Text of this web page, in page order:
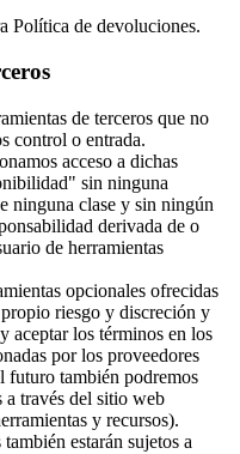
Política de devoluciones.
de terceros que no
control o entrada.
acceso a dichas
sin ninguna
ninguna clase y sin ningún
derivada de o
de herramientas
opcionales ofrecidas
riesgo y discreción y
aceptar los términos en los
por los proveedores
futuro también podremos
través del sitio web
y recursos).
estarán sujetos a